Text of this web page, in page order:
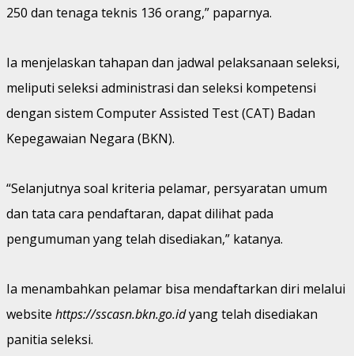
250 dan tenaga teknis 136 orang,” paparnya.
Ia menjelaskan tahapan dan jadwal pelaksanaan seleksi,
meliputi seleksi administrasi dan seleksi kompetensi
dengan sistem Computer Assisted Test (CAT) Badan
Kepegawaian Negara (BKN).
“Selanjutnya soal kriteria pelamar, persyaratan umum
dan tata cara pendaftaran, dapat dilihat pada
pengumuman yang telah disediakan,” katanya.
Ia menambahkan pelamar bisa mendaftarkan diri melalui
website https://sscasn.bkn.go.idyang telah disediakan
panitia seleksi.